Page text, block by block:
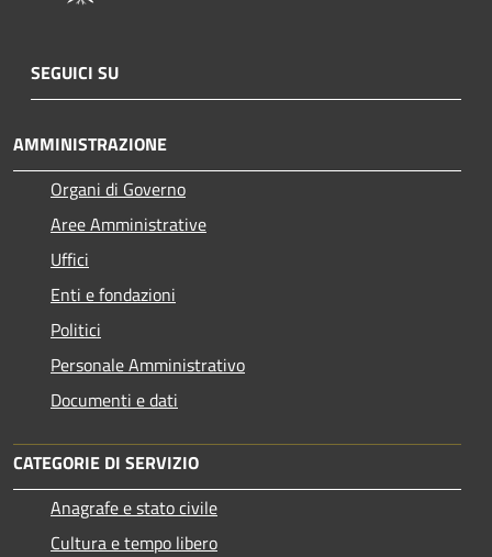
SEGUICI SU
AMMINISTRAZIONE
Organi di Governo
Aree Amministrative
Uffici
Enti e fondazioni
Politici
Personale Amministrativo
Documenti e dati
CATEGORIE DI SERVIZIO
Anagrafe e stato civile
Cultura e tempo libero